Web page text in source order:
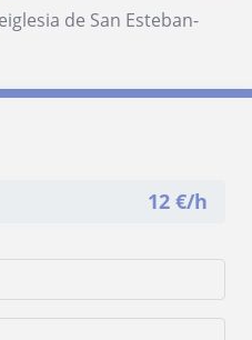
de San Esteban-
12 €/h